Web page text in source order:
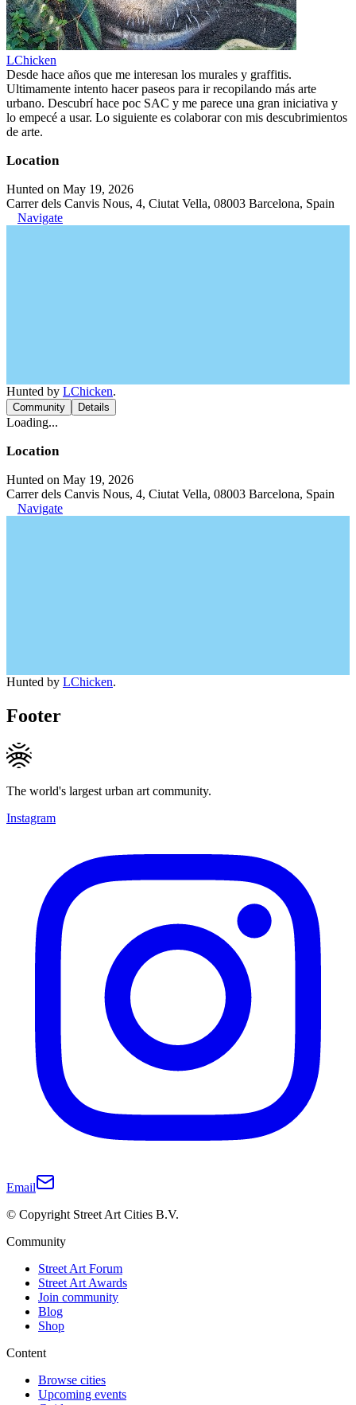
LChicken
Desde hace años que me interesan los murales y graffitis.
Ultimamente intento hacer paseos para ir recopilando más arte
urbano. Descubrí hace poc SAC y me parece una gran iniciativa y
lo empecé a usar. Lo siguiente es colaborar con mis descubrimientos
de arte.
Location
Hunted on May 19, 2026
Carrer dels Canvis Nous, 4, Ciutat Vella, 08003 Barcelona, Spain
Navigate
Hunted by LChicken.
Community Details
Loading...
Location
Hunted on May 19, 2026
Carrer dels Canvis Nous, 4, Ciutat Vella, 08003 Barcelona, Spain
Navigate
Hunted by LChicken.
Footer
The world's largest urban art community.
Instagram
Email
© Copyright Street Art Cities B.V.
Community
Street Art Forum
Street Art Awards
Join community
Blog
Shop
Content
Browse cities
Upcoming events